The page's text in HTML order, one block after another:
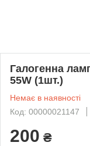
Галогенна
55W (1шт.)
Немає в наявності
Код: 00000021147
200 ₴